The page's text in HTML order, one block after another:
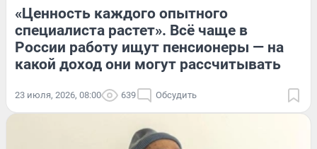
«Ценность каждого опытного
специалиста растет». Всё чаще в
России работу ищут пенсионеры — на
какой доход они могут рассчитывать
23 июля, 2026, 08:00 639 Обсудить